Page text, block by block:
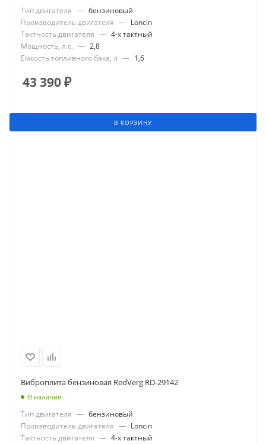
Тип двигателя — бензиновый
Производитель двигателя — Loncin
Тактность двигателя — 4-х тактный
Мощность, л.с. — 2,8
Емкость топливного бака, л — 1,6
43 390₽
В КОРЗИНУ
Виброплита бензиновая RedVerg RD-29142
В наличии
Тип двигателя — бензиновый
Производитель двигателя — Loncin
Тактность двигателя — 4-х тактный